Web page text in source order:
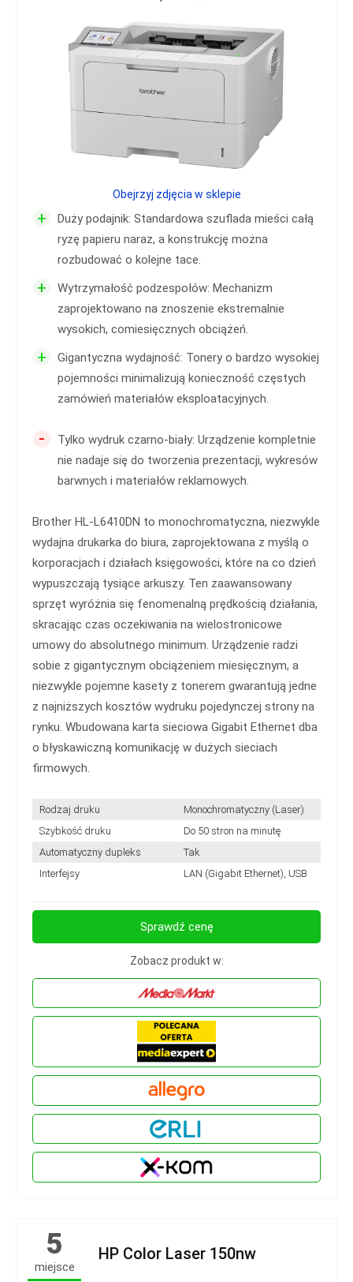
+
Duży podajnik: Standardowa szuflada mieści całą
ryzę papieru naraz, a konstrukcję można
rozbudować o kolejne tace.
+
Wytrzymałość podzespołów: Mechanizm
zaprojektowano na znoszenie ekstremalnie
wysokich, comiesięcznych obciążeń.
+
Gigantyczna wydajność: Tonery o bardzo wysokiej
pojemności minimalizują konieczność częstych
zamówień materiałów eksploatacyjnych.
-
Tylko wydruk czarno-biały: Urządzenie kompletnie
nie nadaje się do tworzenia prezentacji, wykresów
barwnych i materiałów reklamowych.
Brother HL-L6410DN to monochromatyczna, niezwykle
wydajna drukarka do biura, zaprojektowana z myślą o
korporacjach i działach księgowości, które na co dzień
wypuszczają tysiące arkuszy. Ten zaawansowany
sprzęt wyróżnia się fenomenalną prędkością działania,
skracając czas oczekiwania na wielostronicowe
umowy do absolutnego minimum. Urządzenie radzi
sobie z gigantycznym obciążeniem miesięcznym, a
niezwykle pojemne kasety z tonerem gwarantują jedne
z najniższych kosztów wydruku pojedynczej strony na
rynku. Wbudowana karta sieciowa Gigabit Ethernet dba
o błyskawiczną komunikację w dużych sieciach
firmowych.
Rodzaj druku
Monochromatyczny (Laser)
Szybkość druku
Do 50 stron na minutę
Automatyczny dupleks
Tak
Interfejsy
LAN (Gigabit Ethernet), USB
Obejrzyj zdjęcia w sklepie
Sprawdź cenę
Zobacz produkt w:
5
miejsce
HP Color Laser 150nw